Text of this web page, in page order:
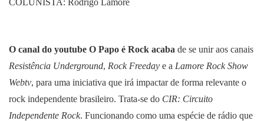
O canal do youtube O Papo é Rock acaba de se unir aos canais
Resistência Underground, Rock Freeday e a Lamore Rock Show
Webtv, para uma iniciativa que irá impactar de forma relevante o
rock independente brasileiro. Trata-se do CIR: Circuito
Independente Rock. Funcionando como uma espécie de rádio que